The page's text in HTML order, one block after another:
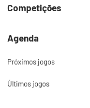
Competições
Agenda
Próximos jogos
Últimos jogos